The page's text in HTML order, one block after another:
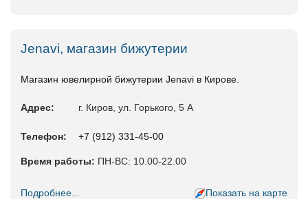
Jenavi, магазин бижутерии
Магазин ювелирной бижутерии Jenavi в Кирове.
Адрес: г. Киров, ул. Горького, 5 А
Телефон: +7 (912) 331-45-00
Время работы: ПН-ВС: 10.00-22.00
Подробнее... Показать на карте